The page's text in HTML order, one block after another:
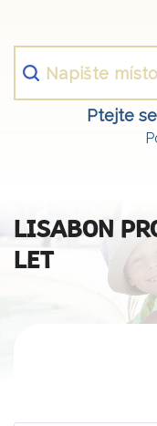
Ptejte
LISABON
LET